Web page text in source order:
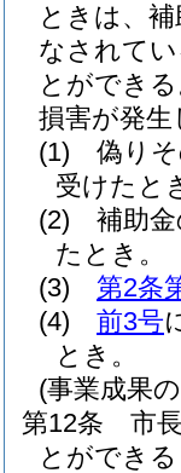
ときは、
なされて
とができ
損害が発
(1)
偽り
受けたと
(2)
補助
たとき。
(3)
第2条
(4)
前3号
とき。
(事業成果
第12条
市
とができ